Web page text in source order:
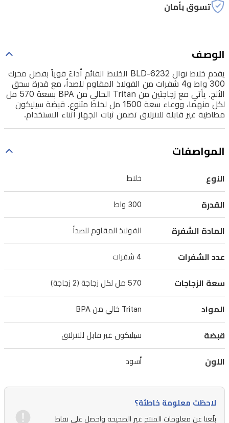
المقاوم
قدرة
الثلج.
يأتي
مع
زجاجتين
Tritan
من
بسعة
مل
ووعاء
سعة
1500
مل
لخلط
متنوع.
قبضة
مطاطية
تسوق بأمان
الوصف
يقدم خلاط نوال BLD-6232 الخلاط القائم أداءً قوياً بفضل محرك
300 واط و4 شفرات من الفولاذ المقاوم للصدأ، مع قدرة سحق
الثلج. يأتي مع زجاجتين من Tritan الخالي من BPA بسعة 570 مل
لكل منهما، ووعاء سعة 1500 مل لخلط متنوع. قبضة سيليكون
مطاطية غير قابلة للانزلاق تضمن ثبات الجهاز أثناء الاستخدام.
المواصفات
النوع خلاط
القدرة 300 واط
المادة الشفرة الفولاذ المقاوم للصدأ
عدد الشفرات 4 شفرات
سعة الزجاجات 570 مل لكل زجاجة (2 زجاجة)
المواد Tritan خالي من BPA
قبضة سيليكون غير قابل للانزلاق
اللون أسود
لاحظت معلومة خاطئة؟
بلّغنا عن معلومات المنتج غير الصحيحة واحصل على نقاط